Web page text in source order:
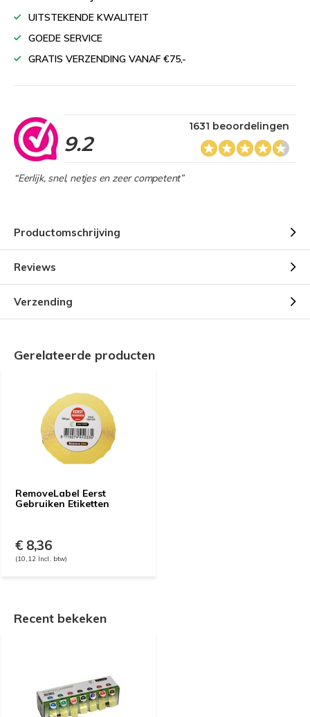
UITSTEKENDE KWALITEIT
GOEDE SERVICE
GRATIS VERZENDING VANAF €75,-
9.2
1631 beoordelingen
“Eerlijk, snel, netjes en zeer competent”
Productomschrijving
Reviews
Verzending
Gerelateerde producten
RemoveLabel Eerst
Gebruiken Etiketten
€ 8,36
(10,12 Incl. btw)
Recent bekeken